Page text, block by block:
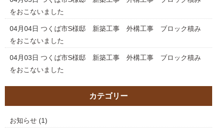
をおこないました
04月04日 つくば市S様邸 新築工事 外構工事 ブロック積み
をおこないました
04月03日 つくば市S様邸 新築工事 外構工事 ブロック積み
をおこないました
カテゴリー
お知らせ (1)